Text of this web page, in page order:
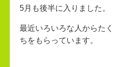
5月も後半に入りました。
最近いろいろな人からた
ちをもらっています。